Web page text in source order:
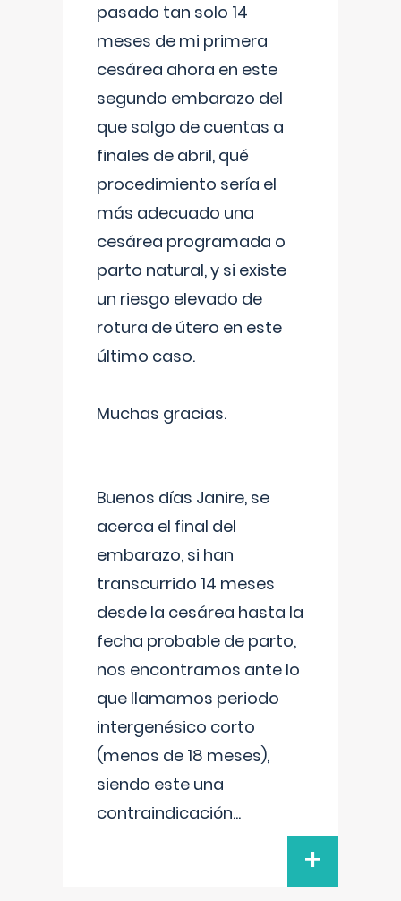
pasado tan solo 14
meses de mi primera
cesárea ahora en este
segundo embarazo del
que salgo de cuentas a
finales de abril, qué
procedimiento sería el
más adecuado una
cesárea programada o
parto natural, y si existe
un riesgo elevado de
rotura de útero en este
último caso.
Muchas gracias.
Buenos días Janire, se
acerca el final del
embarazo, si han
transcurrido 14 meses
desde la cesárea hasta la
fecha probable de parto,
nos encontramos ante lo
que llamamos periodo
intergenésico corto
(menos de 18 meses),
siendo este una
contraindicación...
+